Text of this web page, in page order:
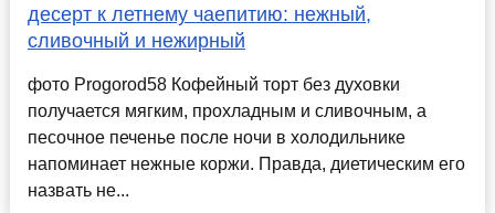
десерт к летнему чаепитию: нежный,
сливочный и нежирный
фото Progorod58 Кофейный торт без духовки
получается мягким, прохладным и сливочным, а
песочное печенье после ночи в холодильнике
напоминает нежные коржи. Правда, диетическим его
назвать не...